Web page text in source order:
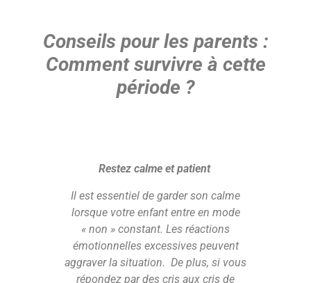
Conseils pour les parents :
Comment survivre à cette
période ?
Restez calme et patient
Il est essentiel de garder son calme
lorsque votre enfant entre en mode
« non » constant. Les réactions
émotionnelles excessives peuvent
aggraver la situation. De plus, si vous
répondez par des cris aux cris de